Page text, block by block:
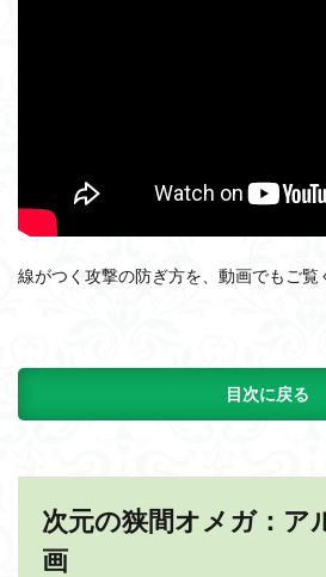
線がつく攻撃の防ぎ方を、動画でもご覧
目次に戻る
次元の狭間オメガ：ア
画